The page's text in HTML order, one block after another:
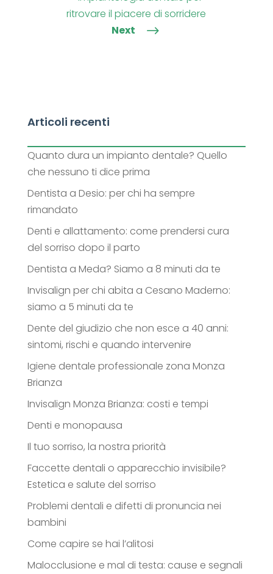
ritrovare il piacere di sorridere
Next
$
Articoli recenti
Quanto dura un impianto dentale? Quello
che nessuno ti dice prima
Dentista a Desio: per chi ha sempre
rimandato
Denti e allattamento: come prendersi cura
del sorriso dopo il parto
Dentista a Meda? Siamo a 8 minuti da te
Invisalign per chi abita a Cesano Maderno:
siamo a 5 minuti da te
Dente del giudizio che non esce a 40 anni:
sintomi, rischi e quando intervenire
Igiene dentale professionale zona Monza
Brianza
Invisalign Monza Brianza: costi e tempi
Denti e monopausa
Il tuo sorriso, la nostra priorità
Faccette dentali o apparecchio invisibile?
Estetica e salute del sorriso
Problemi dentali e difetti di pronuncia nei
bambini
Come capire se hai l’alitosi
Malocclusione e mal di testa: cause e segnali